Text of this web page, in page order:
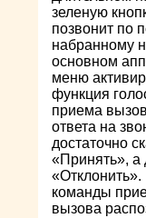
зеленую
позвонит по
набранному
основном
меню
функция
приема
ответа на
достаточно
«Принять», а
команды
вызова